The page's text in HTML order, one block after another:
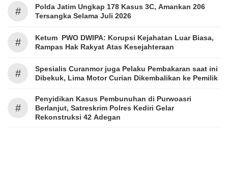
#
Polda Jatim Ungkap 178 Kasus 3C, Amankan 206
Tersangka Selama Juli 2026
#
Ketum PWO DWIPA: Korupsi Kejahatan Luar Biasa,
Rampas Hak Rakyat Atas Kesejahteraan
#
Spesialis Curanmor juga Pelaku Pembakaran saat ini
Dibekuk, Lima Motor Curian Dikembalikan ke Pemilik
#
Penyidikan Kasus Pembunuhan di Purwoasri
Berlanjut, Satreskrim Polres Kediri Gelar
Rekonstruksi 42 Adegan